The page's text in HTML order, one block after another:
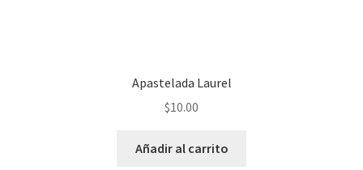
Apastelada Laurel
$10.00
Añadir al carrito